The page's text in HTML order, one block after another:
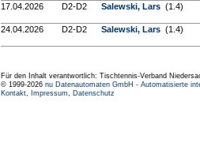
17.04.2026 D2-D2 Salewski, Lars (1.4)
24.04.2026 D2-D2 Salewski, Lars (1.4)
Für den Inhalt verantwortlich: Tischtennis-Verband
© 1999-2026 nu Datenautomaten GmbH - Automatisierte
Kontakt, Impressum, Datenschutz